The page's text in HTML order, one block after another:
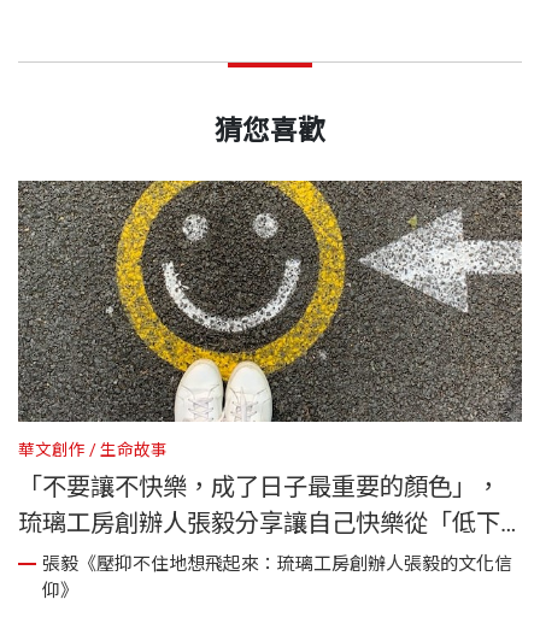
猜您喜歡
華文創作 生命故事
「不要讓不快樂，成了日子最重要的顏色」，
琉璃工房創辦人張毅分享讓自己快樂從「低下
頭」開始
張毅《壓抑不住地想飛起來：琉璃工房創辦人張毅的文化信
仰》